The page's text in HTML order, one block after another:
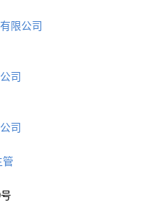
限公司
司
司